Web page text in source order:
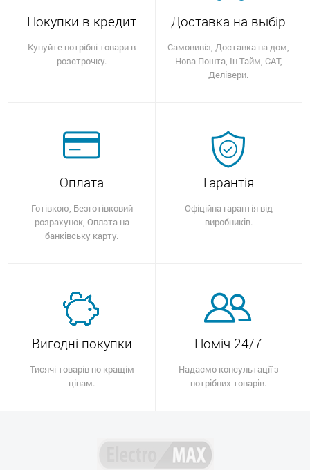
Покупки в кредит
Купуйте потрібні товари в
розстрочку.
Доставка на выбір
Самовивіз, Доставка на дом,
Нова Пошта, Ін Тайм, САТ,
Делівери.
Оплата
Готівкою, Безготівковий
розрахунок, Оплата на
банківську карту.
Гарантія
Офіційна гарантія від
виробників.
Вигодні покупки
Тисячі товарів по кращім
цінам.
Поміч 24/7
Надаємо консультації з
потрібних товарів.